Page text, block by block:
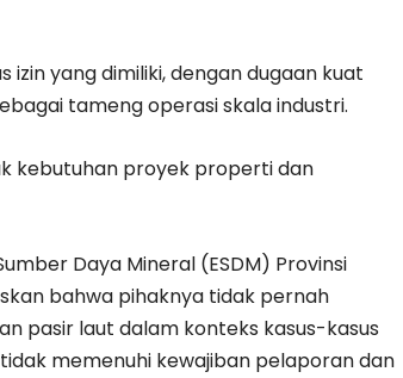
yang dimiliki, dengan dugaan kuat
tameng operasi skala industri.
kebutuhan proyek properti dan
Daya Mineral (ESDM) Provinsi
bahwa pihaknya tidak pernah
pasir laut dalam konteks kasus-kasus
memenuhi kewajiban pelaporan dan